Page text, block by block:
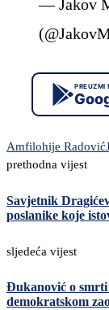
—
PREUZMI
Amfilohije Radović
prethodna vijest
Savjetnik
poslanike koje
sljedeća vijest
Đukanović o smrti
demokratskom